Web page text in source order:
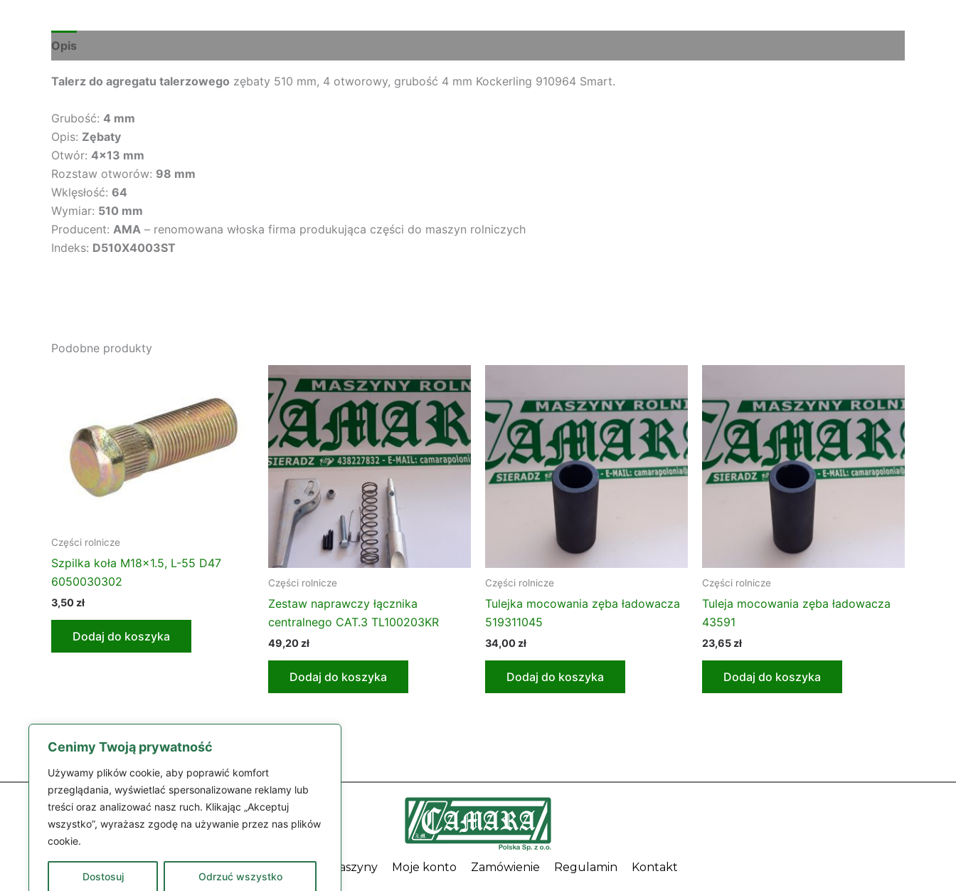
Cenimy Twoją prywatność
Używamy plików cookie, aby poprawić komfort
przeglądania, wyświetlać spersonalizowane reklamy lub
treści oraz analizować nasz ruch. Klikając „Akceptuj
wszystko”, wyrażasz zgodę na używanie przez nas plików
cookie.
Dostosuj Odrzuć wszystko
Opis
Talerz do agregatu talerzowego zębaty 510 mm, 4 otworowy, grubość 4 mm Kockerling 910964 Smart.
Grubość: 4 mm
Opis: Zębaty
Otwór: 4×13 mm
Rozstaw otworów: 98 mm
Wklęsłość: 64
Wymiar: 510 mm
Producent: AMA – renomowana włoska firma produkująca części do maszyn rolniczych
Indeks: D510X4003ST
Podobne produkty
Części rolnicze
Szpilka koła M18x1.5, L-55 D47
6050030302
3,50 zł
Dodaj do koszyka
Części rolnicze
Zestaw naprawczy łącznika
centralnego CAT.3 TL100203KR
49,20 zł
Dodaj do koszyka
Części rolnicze
Tulejka mocowania zęba ładowacza
519311045
34,00 zł
Dodaj do koszyka
Części rolnicze
Tuleja mocowania zęba ładowacza
43591
23,65 zł
Dodaj do koszyka
Maszyny Moje konto Zamówienie Regulamin Kontakt